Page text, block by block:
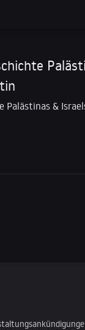
Palästinas &